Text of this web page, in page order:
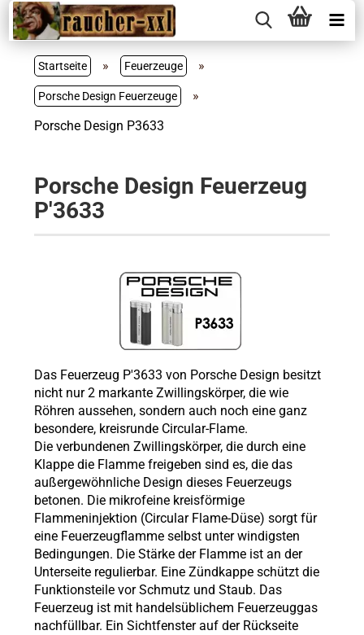
Startseite » Feuerzeuge »
Porsche Design Feuerzeuge
»
Porsche Design P3633
Porsche Design Feuerzeug
P'3633
Das Feuerzeug P'3633 von Porsche Design besitzt
nicht nur 2 markante Zwillingskörper, die wie
Röhren aussehen, sondern auch noch eine ganz
besondere, kreisrunde Circular-Flame.
Die verbundenen Zwillingskörper, die durch eine
Klappe die Flamme freigeben sind es, die das
außergewöhnliche Design dieses Feuerzeugs
betonen. Die mikrofeine kreisförmige
Flammeninjektion (Circular Flame-Düse) sorgt für
eine Feuerzeugflamme selbst unter windigsten
Bedingungen. Die Stärke der Flamme ist an der
Unterseite regulierbar. Eine Zündkappe schützt die
Funktionsteile vor Schmutz und Staub. Das
Feuerzeug ist mit handelsüblichem Feuerzeuggas
nachfüllbar. Ein Sichtfenster auf der Rückseite